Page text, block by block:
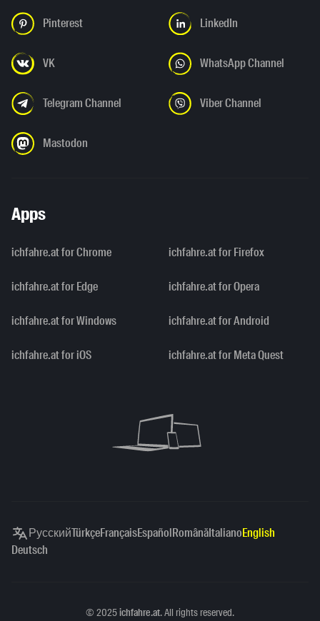
Pinterest LinkedIn
VK WhatsApp Channel
Telegram Channel Viber Channel
Mastodon
Apps
ichfahre.at for Chrome ichfahre.at for Firefox
ichfahre.at for Edge ichfahre.at for Opera
ichfahre.at for Windows ichfahre.at for Android
ichfahre.at for iOS ichfahre.at for Meta Quest
РусскийTürkçeFrançaisEspañolRomânăItalianoEnglish
Deutsch
Copyright
© 2025ichfahre.at. All rights reserved.